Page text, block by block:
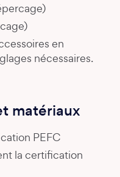
en
nécessaires.
matériaux
PEFC
la certification